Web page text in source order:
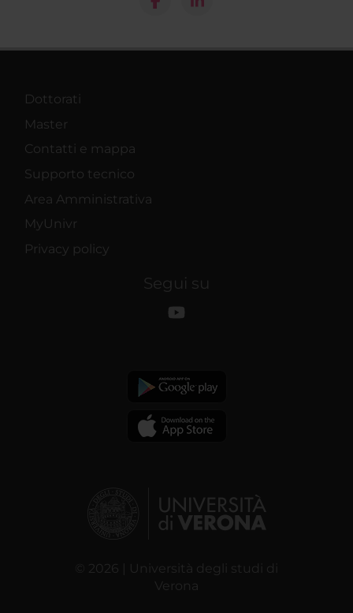
Dottorati
Master
Contatti e mappa
Supporto tecnico
Area Amministrativa
MyUnivr
Privacy policy
Segui su
© 2026 | Università degli studi di
Verona